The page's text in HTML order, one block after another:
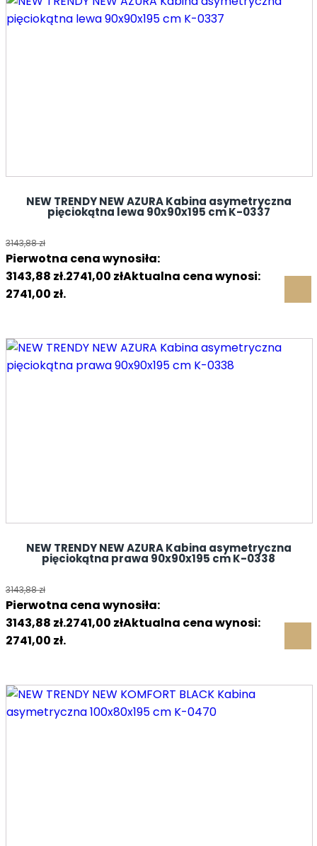
NEW TRENDY NEW AZURA Kabina asymetryczna
pięciokątna lewa 90x90x195 cm K-0337
3143,88zł
Pierwotna cena wynosiła:
3143,88 zł.2741,00 złAktualna cena wynosi:
2741,00 zł.
NEW TRENDY NEW AZURA Kabina asymetryczna
pięciokątna prawa 90x90x195 cm K-0338
3143,88zł
Pierwotna cena wynosiła:
3143,88 zł.2741,00 złAktualna cena wynosi:
2741,00 zł.